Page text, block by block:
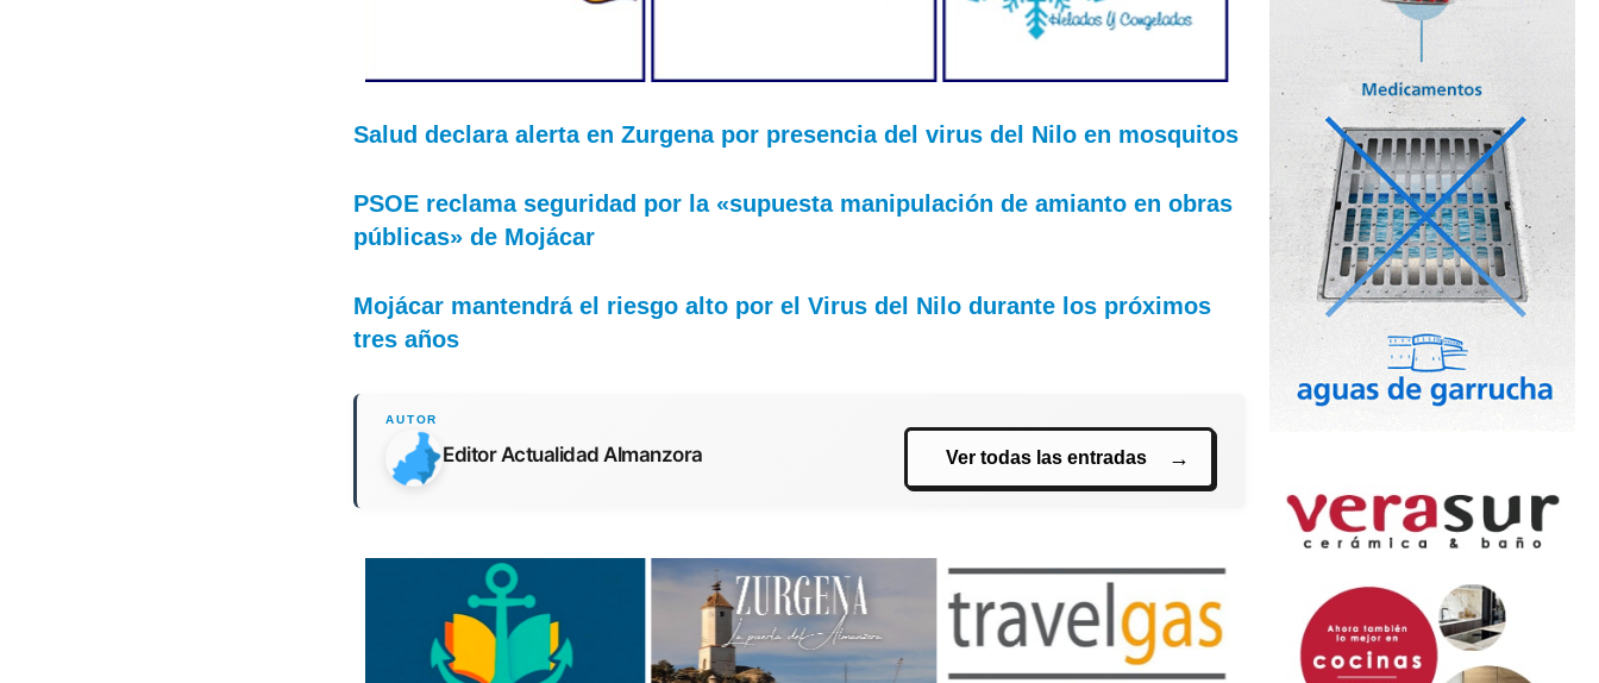
Salud declara alerta en Zurgena por presencia del virus del Nilo en mosquitos
PSOE reclama seguridad por la «supuesta manipulación de amianto en obras
públicas» de Mojácar
Mojácar mantendrá el riesgo alto por el Virus del Nilo durante los próximos
tres años
Editor Actualidad Almanzora Ver todas las entradas